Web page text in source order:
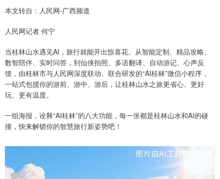
本文转自：人民网-广西频道
人民网记者 何宁
当桂林山水遇见AI，旅行就能开出惊喜花。从智能定制、精品攻略、
数智陪伴、实时问答，到仙侠拍照、多语翻译、自动游记、心声反
馈，由桂林市与人民网深度联动、联合研发的“AI桂林”微信小程序，
一站式包揽你的游前、游中、游后，让桂林山水之旅更省心、更好
玩、更有温度。
一组海报，诠释“AI桂林”的八大功能，每一张都是桂林山水和AI的碰
撞，快来解锁你的智慧旅行新姿势吧！